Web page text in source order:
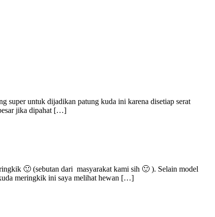
super untuk dijadikan patung kuda ini karena disetiap serat
jika dipahat […]
🙂 (sebutan dari masyarakat kami sih 🙂 ). Selain model
meringkik ini saya melihat hewan […]